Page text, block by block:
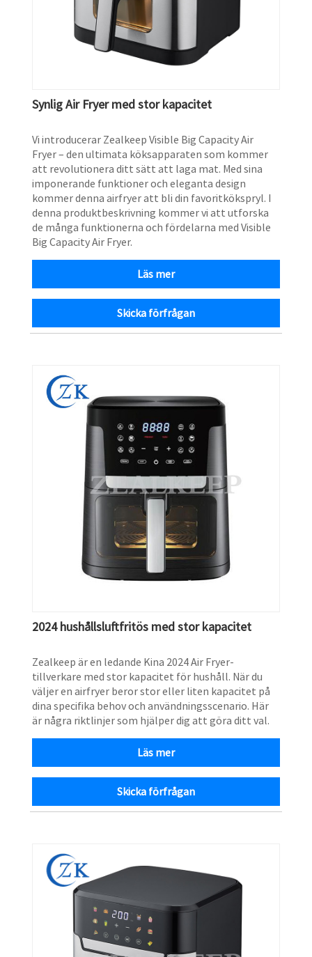
Synlig Air Fryer med stor kapacitet
Vi introducerar Zealkeep Visible Big Capacity Air
Fryer – den ultimata köksapparaten som kommer
att revolutionera ditt sätt att laga mat. Med sina
imponerande funktioner och eleganta design
kommer denna airfryer att bli din favoritkökspryl. I
denna produktbeskrivning kommer vi att utforska
de många funktionerna och fördelarna med Visible
Big Capacity Air Fryer.
Läs mer
Skicka förfrågan
2024 hushållsluftfritös med stor kapacitet
Zealkeep är en ledande Kina 2024 Air Fryer-
tillverkare med stor kapacitet för hushåll. När du
väljer en airfryer beror stor eller liten kapacitet på
dina specifika behov och användningsscenario. Här
är några riktlinjer som hjälper dig att göra ditt val.
Läs mer
Skicka förfrågan